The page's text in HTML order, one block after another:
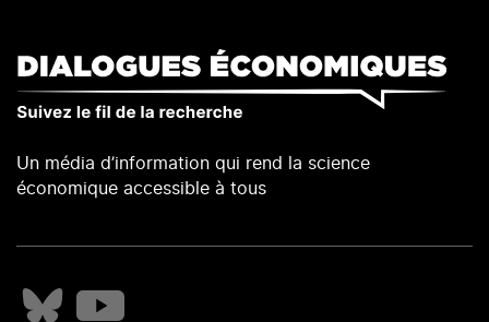
Un média d’information qui rend la science
économique accessible à tous